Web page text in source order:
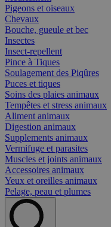
Pigeons et oiseaux
Chevaux
Bouche, gueule et bec
Insectes
Insect-repellent
Pince à Tiques
Soulagement des Piqûres
Puces et tiques
Soins des plaies animaux
Tempêtes et stress animaux
Aliment animaux
Digestion animaux
Supplements animaux
Vermifuge et parasites
Muscles et joints animaux
Accessoires animaux
Yeux et oreilles animaux
Pelage, peau et plumes